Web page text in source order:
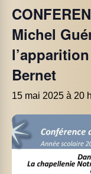
Michel
Bernet
15 mai 2025 à 20